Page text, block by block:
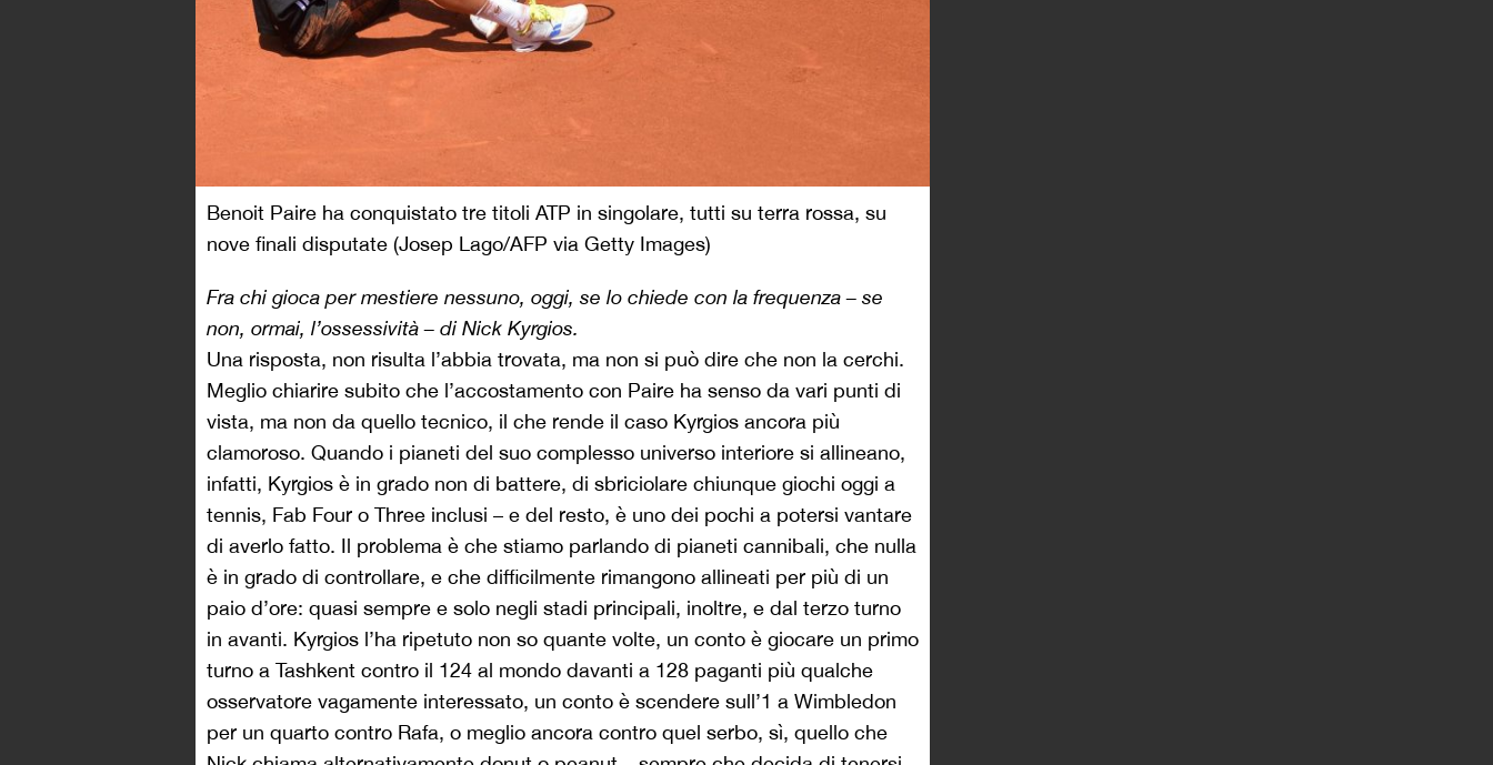
Benoit Paire ha conquistato tre titoli ATP in singolare, tutti su terra rossa, su
nove finali disputate (Josep Lago/AFP via Getty Images)
Fra chi gioca per mestiere nessuno, oggi, se lo chiede con la frequenza – se
non, ormai, l’ossessività – di Nick Kyrgios.
Una risposta, non risulta l’abbia trovata, ma non si può dire che non la cerchi.
Meglio chiarire subito che l’accostamento con Paire ha senso da vari punti di
vista, ma non da quello tecnico, il che rende il caso Kyrgios ancora più
clamoroso. Quando i pianeti del suo complesso universo interiore si allineano,
infatti, Kyrgios è in grado non di battere, di sbriciolare chiunque giochi oggi a
tennis, Fab Four o Three inclusi – e del resto, è uno dei pochi a potersi vantare
di averlo fatto. Il problema è che stiamo parlando di pianeti cannibali, che nulla
è in grado di controllare, e che difficilmente rimangono allineati per più di un
paio d’ore: quasi sempre e solo negli stadi principali, inoltre, e dal terzo turno
in avanti. Kyrgios l’ha ripetuto non so quante volte, un conto è giocare un primo
turno a Tashkent contro il 124 al mondo davanti a 128 paganti più qualche
osservatore vagamente interessato, un conto è scendere sull’1 a Wimbledon
per un quarto contro Rafa, o meglio ancora contro quel serbo, sì, quello che